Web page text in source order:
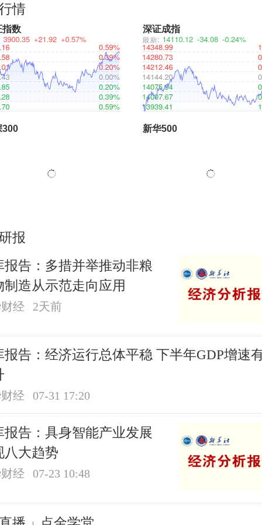
情
指数 深证成指
300 新华500
报
报告：多措并举推动非粮
制造从示范走向应用
经 2天前
：经济运行总体平稳 下半年GDP增速有望
经 07-31 17:20
报告：具身智能产业发展
八大趋势
经 07-23 10:48